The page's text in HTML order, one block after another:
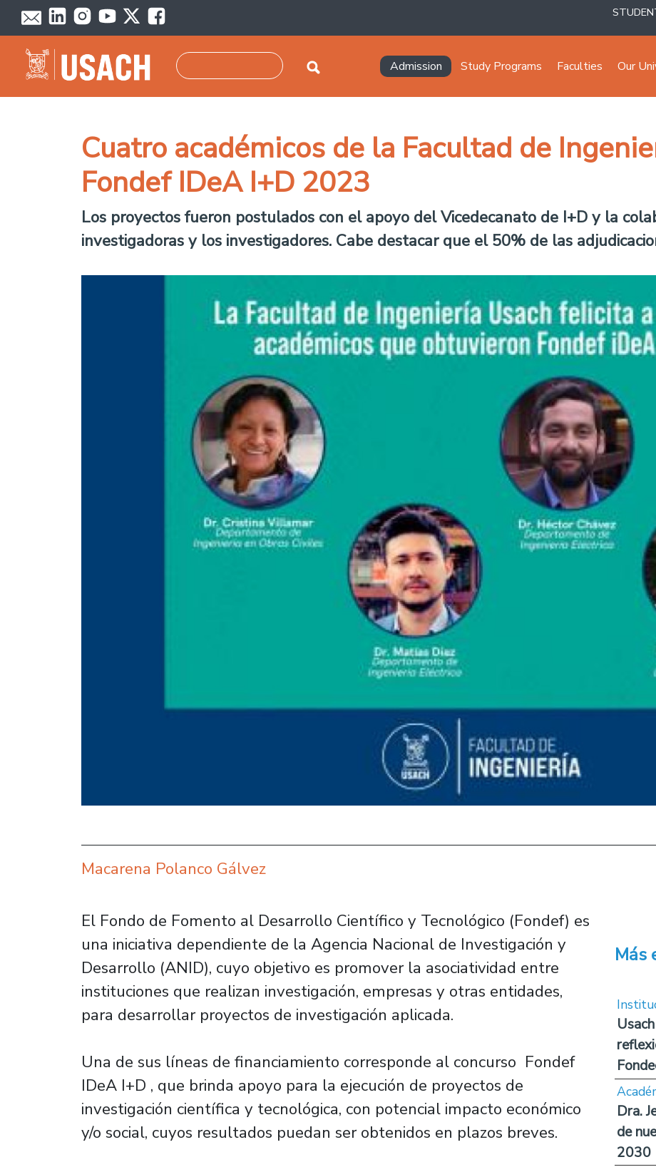
Skip to main content
Navegación principal
Admission Study Programs Faculties Our
Cuatro académicos de la Facultad de
Fondef IDeA I+D 2023
Los proyectos fueron postulados con el apoyo del Vicedecanato de I+D y la
investigadoras y los investigadores. Cabe destacar que el 50% de las
Macarena Polanco Gálvez
El Fondo de Fomento al Desarrollo Científico y Tecnológico (Fondef) es
una iniciativa dependiente de la Agencia Nacional de Investigación y
Desarrollo (ANID), cuyo objetivo es promover la asociatividad entre
instituciones que realizan investigación, empresas y otras entidades,
para desarrollar proyectos de investigación aplicada.
Una de sus líneas de financiamiento corresponde al concurso Fondef
IDeA I+D , que brinda apoyo para la ejecución de proyectos de
investigación científica y tecnológica, con potencial impacto económico
y/o social, cuyos resultados puedan ser obtenidos en plazos breves.
Más
Dra.
de
2030